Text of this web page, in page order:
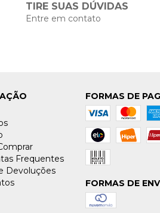
TIRE SUAS DÚVIDAS
Entre em contato
Frequentes
Devoluções
FORMAS DE
FORMAS DE